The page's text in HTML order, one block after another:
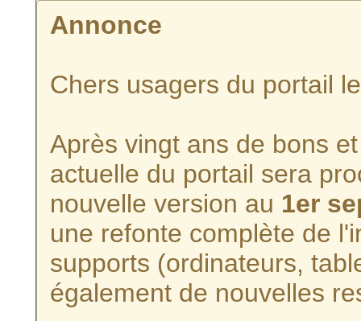
Annonce
Chers usagers du portail
Après vingt ans de bons
actuelle du portail sera
nouvelle version au 1er
une refonte complète de
supports (ordinateurs,
également de nouvelles